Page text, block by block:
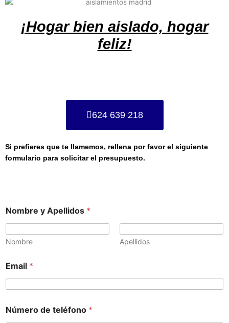
¡Hogar bien aislado, hogar
feliz!
624 639 218
Si prefieres que te llamemos, rellena por favor el siguiente
formulario para solicitar el presupuesto.
Nombre y Apellidos *
Nombre Apellidos
Email *
Número de teléfono *